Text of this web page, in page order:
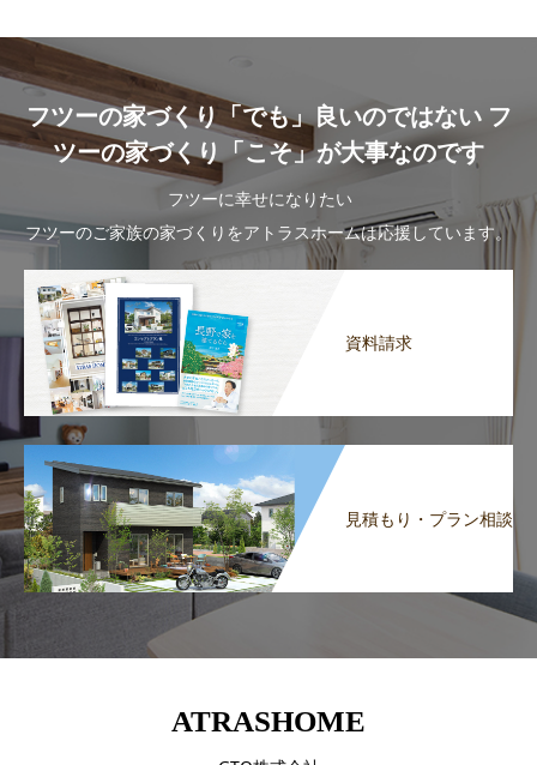
フツーの家づくり「でも」良いのではない フ
ツーの家づくり「こそ」が大事なのです
フツーに幸せになりたい
フツーのご家族の家づくりをアトラスホームは応援しています。
資料請求
見積もり・プラン相談
ATRASHOME